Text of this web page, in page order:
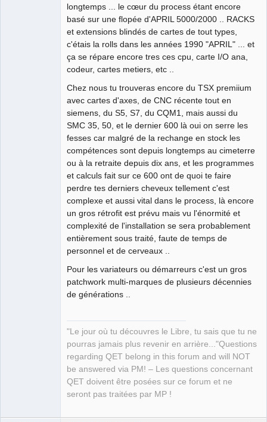
longtemps ... le cœur du process étant encore
basé sur une flopée d'APRIL 5000/2000 .. RACKS
et extensions blindés de cartes de tout types,
c'étais la rolls dans les années 1990 "APRIL" ... et
ça se répare encore tres ces cpu, carte I/O ana,
codeur, cartes metiers, etc ..
Chez nous tu trouveras encore du TSX premiium
avec cartes d'axes, de CNC récente tout en
siemens, du S5, S7, du CQM1, mais aussi du
SMC 35, 50, et le dernier 600 là oui on serre les
fesses car malgré de la rechange en stock les
compétences sont depuis longtemps au cimeterre
ou à la retraite depuis dix ans, et les programmes
et calculs fait sur ce 600 ont de quoi te faire
perdre tes derniers cheveux tellement c'est
complexe et aussi vital dans le process, là encore
un gros rétrofit est prévu mais vu l'énormité et
complexité de l'installation se sera probablement
entièrement sous traité, faute de temps de
personnel et de cerveaux ..
Pour les variateurs ou démarreurs c'est un gros
patchwork multi-marques de plusieurs décennies
de générations ..
"Le jour où tu découvres le Libre, tu sais que tu ne
pourras jamais plus revenir en arrière..."Questions
regarding QET belong in this forum and will NOT
be answered via PM! – Les questions concernant
QET doivent être posées sur ce forum et ne
seront pas traitées par MP !